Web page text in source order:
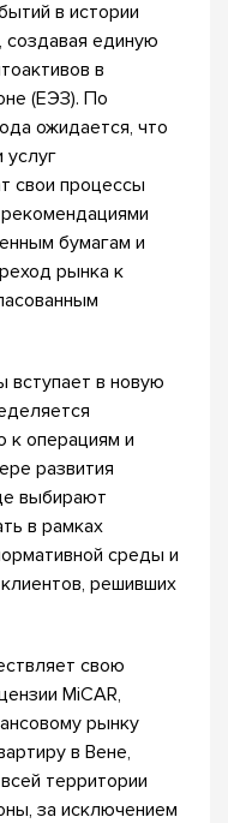
в истории
создавая единую
в
(ЕЭЗ). По
ожидается, что
услуг
свои процессы
бумагам и
рынка к
в новую
к операциям и
развития
выбирают
в рамках
среды и
решивших
свою
MiCAR,
рынку
в Вене,
территории
за исключением